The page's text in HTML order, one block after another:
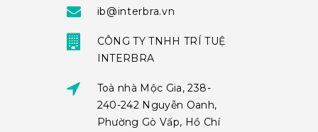
ib@interbra.vn
CÔNG TY TNHH TRÍ TUỆ
INTERBRA
Toà nhà Mộc Gia, 238-
240-242 Nguyễn Oanh,
Phường Gò Vấp, Hồ Chí